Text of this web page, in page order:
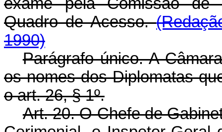
Quadro de Acesso.
1990)
Parágrafo único. A
os nomes dos Diplomatas
o art. 26, § 1º.
Art. 20. O Chefe de